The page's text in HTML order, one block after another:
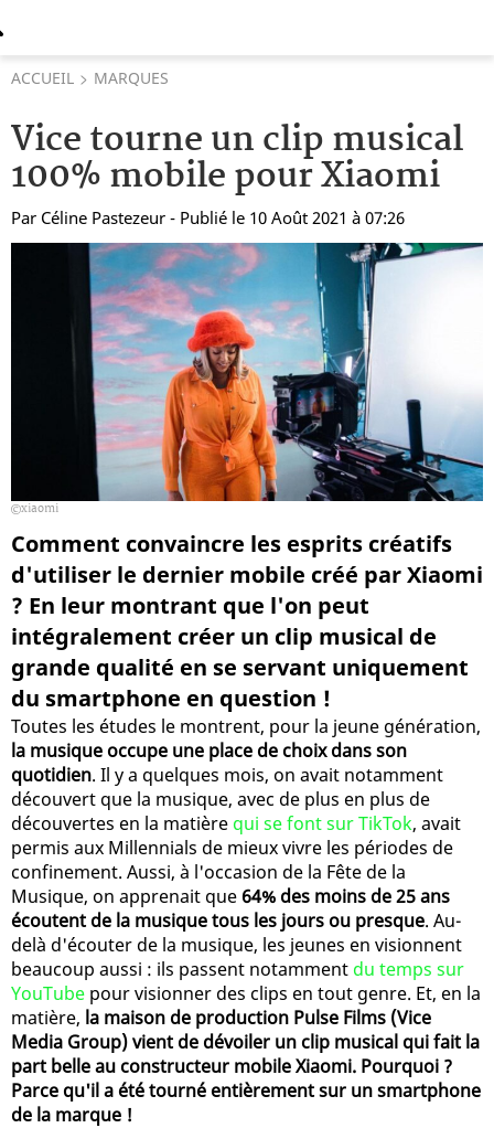
ACCUEIL MARQUES
Vice tourne un clip musical
100% mobile pour Xiaomi
Par Céline Pastezeur - Publié le 10 Août 2021 à 07:26
xiaomi
Comment convaincre les esprits créatifs
d'utiliser le dernier mobile créé par Xiaomi
? En leur montrant que l'on peut
intégralement créer un clip musical de
grande qualité en se servant uniquement
du smartphone en question !
Toutes les études le montrent, pour la jeune génération,
la musique occupe une place de choix dans son
quotidien. Il y a quelques mois, on avait notamment
découvert que la musique, avec de plus en plus de
découvertes en la matière qui se font sur TikTok, avait
permis aux Millennials de mieux vivre les périodes de
confinement. Aussi, à l'occasion de la Fête de la
Musique, on apprenait que64% des moins de 25 ans
écoutent de la musique tous les jours ou presque. Au-
delà d'écouter de la musique, les jeunes en visionnent
beaucoup aussi : ils passent notamment du temps sur
YouTube pour visionner des clips en tout genre. Et, en la
matière, la maison de production Pulse Films (Vice
Media Group) vient de dévoiler un clip musical qui fait la
part belle au constructeur mobile Xiaomi. Pourquoi ?
Parce qu'il a été tourné entièrement sur un smartphone
de la marque !